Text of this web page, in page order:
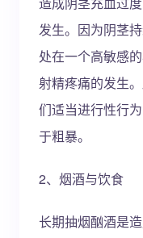
发生。因为阴茎
处在一个高敏感
射精疼痛的发生
们适当进行性行
于粗暴。
2、烟酒与饮食
长期抽烟酗酒是